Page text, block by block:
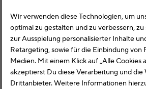
Wir verwenden diese Technologien, um
optimal zu gestalten und zu verbessern,
zur Ausspielung personalisierter Inhalte
Retargeting, sowie für die Einbindung von
Medien. Mit einem Klick auf „Alle Cookies
akzeptierst Du diese Verarbeitung und die
Drittanbieter. Weitere Informationen
Teilweise sind die Daten nach einer
aus dem Vorjahr oder einem Beleg-
„vorgemerkt“, erkennbar an einer
das Eingabefeld herum. Erst durch
werden diese Angaben dauerhaft